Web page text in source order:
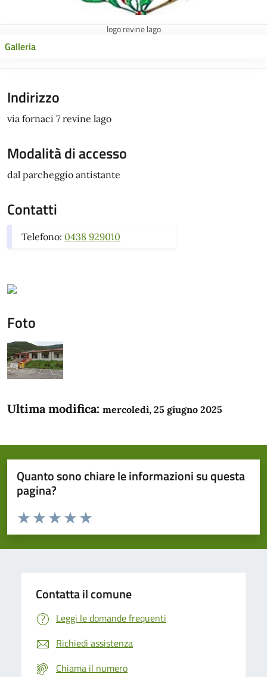
logo revine lago
Galleria
Indirizzo
via fornaci 7 revine lago
Modalità di accesso
dal parcheggio antistante
Contatti
Telefono: 0438 929010
Foto
Ultima modifica: mercoledì, 25 giugno 2025
Quanto sono chiare le informazioni su questa
pagina?
Domanda
Valuta da 1 a 5 stelle la pagina
Valuta 5 stelle su 5
Valuta 4 stelle su 5
Valuta 3 stelle su 5
Valuta 2 stelle su 5
Valuta 1 stelle su 5
Contatta il comune
Leggi le domande frequenti
Richiedi assistenza
Chiama il numero